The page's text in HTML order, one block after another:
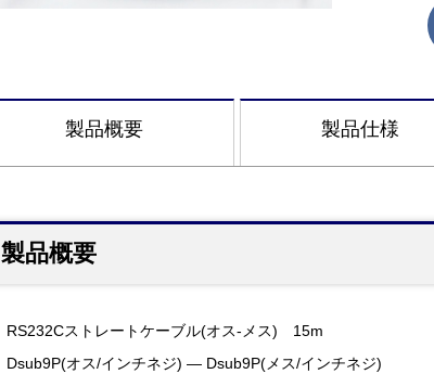
製品概要 製品仕様
製品概要
RS232Cストレートケーブル(オス-メス) 15m
Dsub9P(オス/インチネジ) ― Dsub9P(メス/インチネジ)